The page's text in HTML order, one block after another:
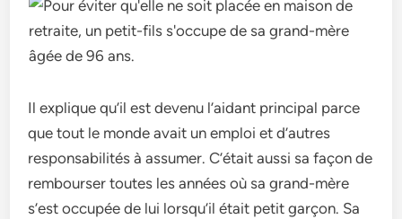
Il explique qu’il est devenu l’aidant principal parce
que tout le monde avait un emploi et d’autres
responsabilités à assumer. C’était aussi sa façon de
rembourser toutes les années où sa grand-mère
s’est occupée de lui lorsqu’il était petit garçon. Sa